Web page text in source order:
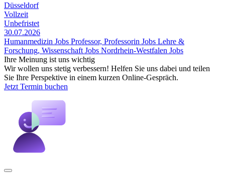
Düsseldorf
Vollzeit
Unbefristet
30.07.2026
Humanmedizin Jobs Professor, Professorin Jobs Lehre &
Forschung, Wissenschaft Jobs Nordrhein-Westfalen Jobs
Ihre Meinung ist uns wichtig
Wir wollen uns stetig verbessern! Helfen Sie uns dabei und teilen
Sie Ihre Perspektive in einem kurzen Online-Gespräch.
Jetzt Termin buchen